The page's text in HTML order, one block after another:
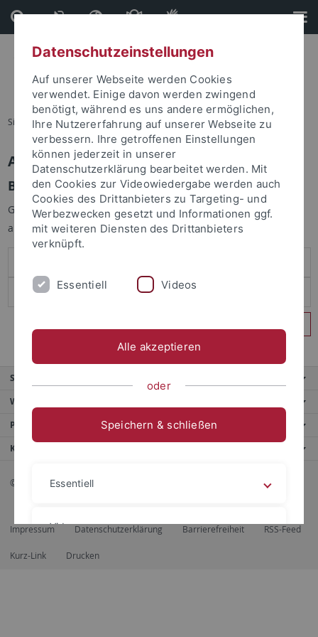
Direkt
zum
Inhalt
Direkt
zur
Fußleiste
Sie sind hier: Startseite
Anmelden
Benutzeranmeldung
Geben Sie Ihren Benutzernamen und Ihr Passwort an um sich
anzumelden:
Service
Weitere Angebote
Portale
Kontaktinfo
© 2026 Eberhard Karls Universität Tübingen, Tübingen
Impressum Datenschutzerklärung Barrierefreiheit RSS-Feed
Kurz-Link Drucken
Datenschutzeinstellungen
Auf unserer Webseite werden Cookies
verwendet. Einige davon werden zwingend
benötigt, während es uns andere ermöglichen,
Ihre Nutzererfahrung auf unserer Webseite zu
verbessern. Ihre getroffenen Einstellungen
können jederzeit in unserer
Datenschutzerklärung bearbeitet werden. Mit
den Cookies zur Videowiedergabe werden auch
Cookies des Drittanbieters zu Targeting- und
Werbezwecken gesetzt und Informationen ggf.
mit weiteren Diensten des Drittanbieters
verknüpft.
Essentiell Videos
Alle akzeptieren
oder
Speichern & schließen
Essentiell
Videos